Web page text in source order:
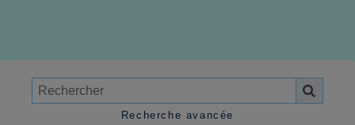
Recherche avancée